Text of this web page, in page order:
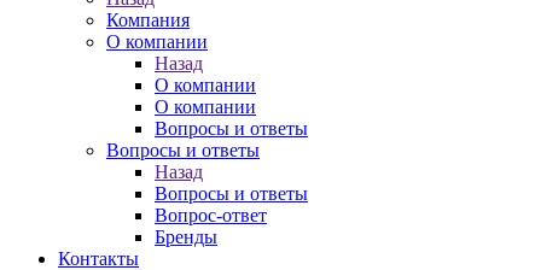
Компания
О компании
Назад
О компании
О компании
Вопросы и ответы
Вопросы и ответы
Назад
Вопросы и ответы
Вопрос-ответ
Бренды
Контакты